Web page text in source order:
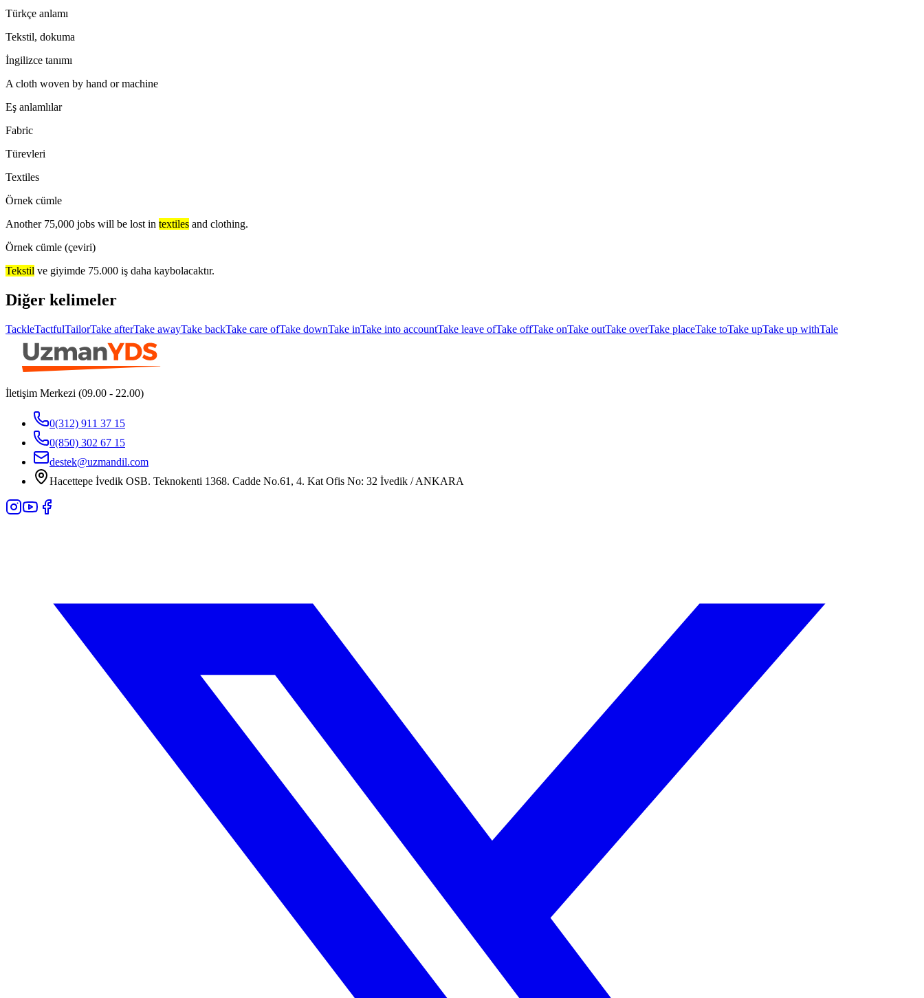
Türkçe anlamı
Tekstil, dokuma
İngilizce tanımı
A cloth woven by hand or machine
Eş anlamlılar
Fabric
Türevleri
Textiles
Örnek cümle
Another 75,000 jobs will be lost in textiles and clothing.
Örnek cümle (çeviri)
Tekstil ve giyimde 75.000 iş daha kaybolacaktır.
Diğer kelimeler
TackleTactfulTailorTake afterTake awayTake backTake care ofTake downTake inTake into accountTake leave ofTake offTake onTake outTake overTake placeTake toTake upTake up withTale
İletişim Merkezi (09.00 - 22.00)
0(312) 911 37 15
0(850) 302 67 15
destek@uzmandil.com
Hacettepe İvedik OSB. Teknokenti 1368. Cadde No.61, 4. Kat Ofis No: 32 İvedik / ANKARA